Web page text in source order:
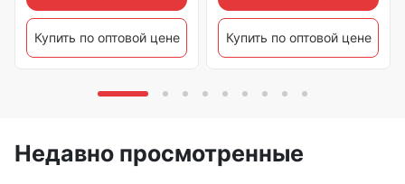
Купить по оптовой цене Купить по оптовой цене
Недавно просмотренные